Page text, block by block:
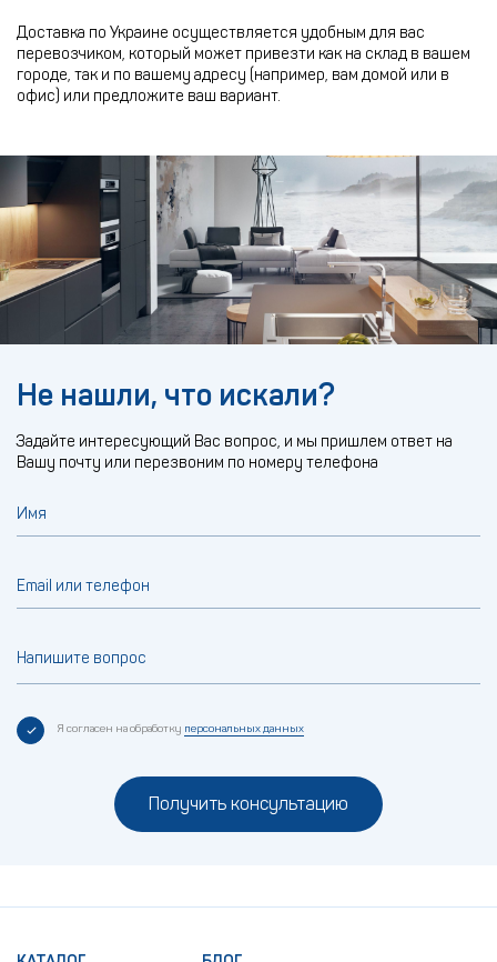
Доставка по Украине осуществляется удобным для вас
перевозчиком, который может привезти как на склад в вашем
городе, так и по вашему адресу (например, вам домой или в
офис) или предложите ваш вариант.
Не нашли, что искали?
Задайте интересующий Вас вопрос, и мы пришлем ответ на
Вашу почту или перезвоним по номеру телефона
Имя
Email или телефон
Напишите вопрос
Я согласен на обработку персональных данных
Получить консультацию